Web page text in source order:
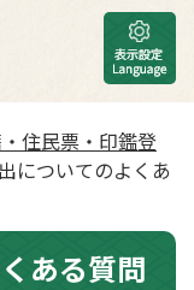
住民票・印鑑登
についてのよくあ
ある質問